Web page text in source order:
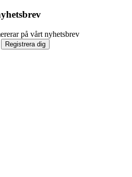
på vårt nyhetsbrev
Registrera dig